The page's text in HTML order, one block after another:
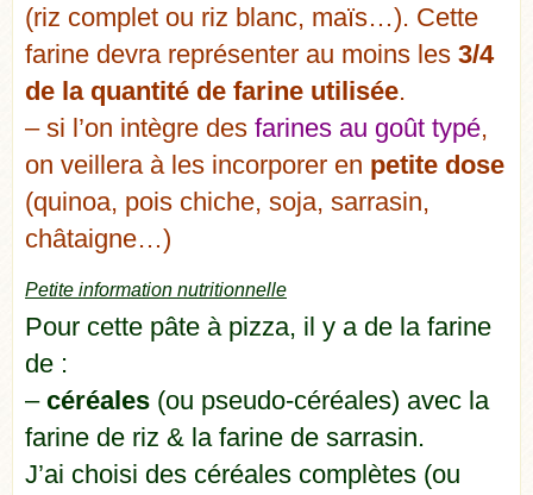
(riz complet ou riz blanc, maïs…). Cette
farine devra représenter au moins les 3/4
de la quantité de farine utilisée.
– si l’on intègre des farines au goût typé,
on veillera à les incorporer en petite dose
(quinoa, pois chiche, soja, sarrasin,
châtaigne…)
Petite information nutritionnelle
Pour cette pâte à pizza, il y a de la farine
de :
– céréales (ou pseudo-céréales) avec la
farine de riz & la farine de sarrasin.
J’ai choisi des céréales complètes (ou